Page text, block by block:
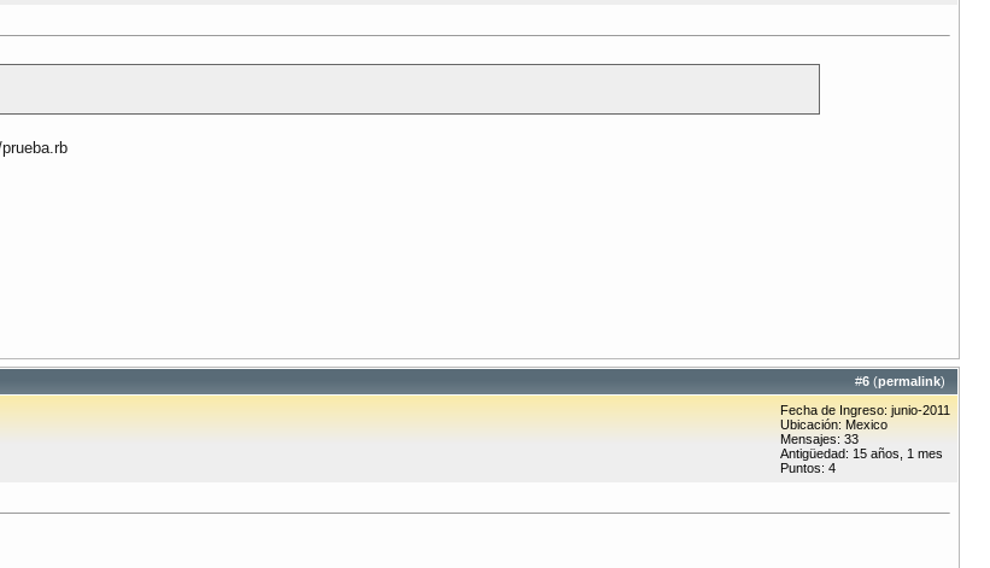
#6 (permalink)
Fecha de Ingreso: junio-2011
Ubicación: Mexico
Mensajes: 33
Antigüedad: 15 años, 1 mes
Puntos: 4